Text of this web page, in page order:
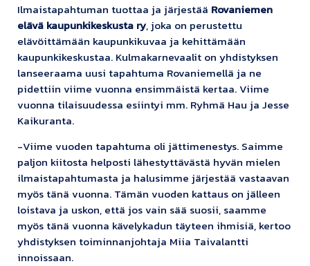
Ilmaistapahtuman tuottaa ja järjestää Rovaniemen
elävä kaupunkikeskusta ry, joka on perustettu
elävöittämään kaupunkikuvaa ja kehittämään
kaupunkikeskustaa. Kulmakarnevaalit on yhdistyksen
lanseeraama uusi tapahtuma Rovaniemellä ja ne
pidettiin viime vuonna ensimmäistä kertaa. Viime
vuonna tilaisuudessa esiintyi mm. Ryhmä Hau ja Jesse
Kaikuranta.
-Viime vuoden tapahtuma oli jättimenestys. Saimme
paljon kiitosta helposti lähestyttävästä hyvän mielen
ilmaistapahtumasta ja halusimme järjestää vastaavan
myös tänä vuonna. Tämän vuoden kattaus on jälleen
loistava ja uskon, että jos vain sää suosii, saamme
myös tänä vuonna kävelykadun täyteen ihmisiä, kertoo
yhdistyksen toiminnanjohtaja Miia Taivalantti
innoissaan.